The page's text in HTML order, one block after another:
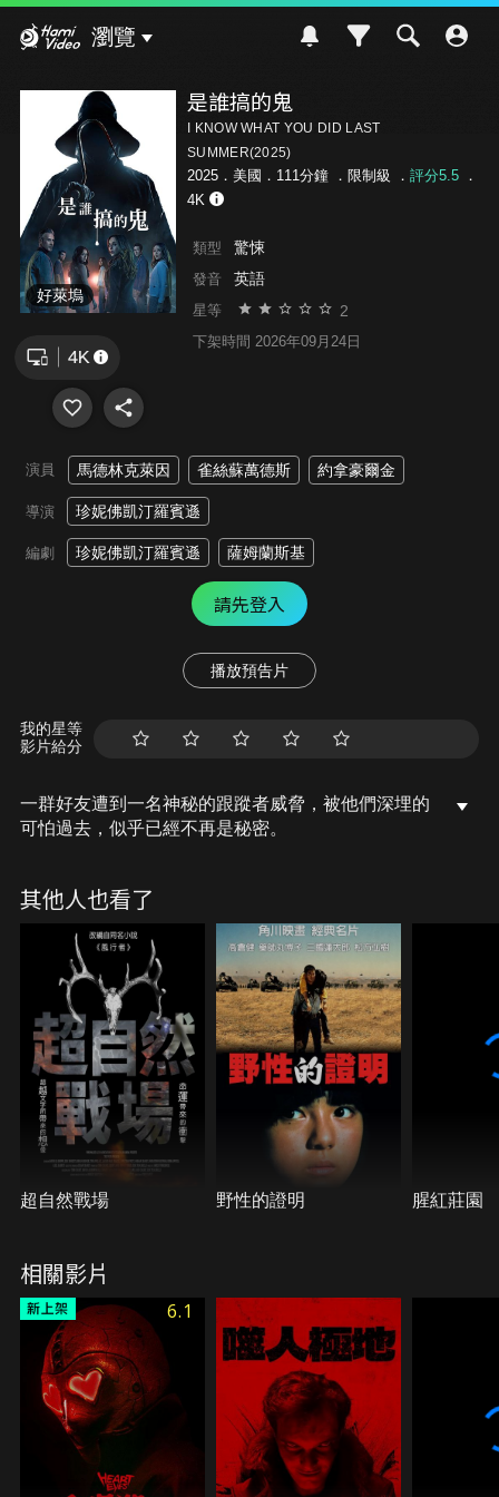
瀏覽
好萊塢
是誰搞的鬼
I KNOW WHAT YOU DID LAST
SUMMER(2025)
2025．美國．111分鐘 ． 限制級 ． 評分5.5．
4K
類型 驚悚
發音 英語
星等 2
下架時間 2026年09月24日
演員 馬德林克萊因 雀絲蘇萬德斯 約拿豪爾金
導演 珍妮佛凱汀羅賓遜
編劇 珍妮佛凱汀羅賓遜 薩姆蘭斯基
請先登入
播放預告片
我的星等
影片給分
一群好友遭到一名神秘的跟蹤者威脅，被他們深埋的
可怕過去，似乎已經不再是秘密。
其他人也看了
超自然戰場 野性的證明 腥紅莊園
相關影片
6.1